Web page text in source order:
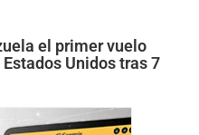
el primer vuelo
Unidos tras 7